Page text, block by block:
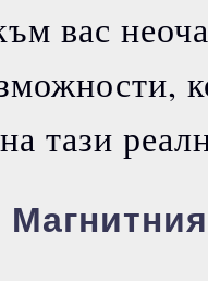
вас
тази